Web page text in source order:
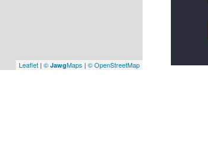
Leaflet | © JawgMaps | © OpenStreetMap